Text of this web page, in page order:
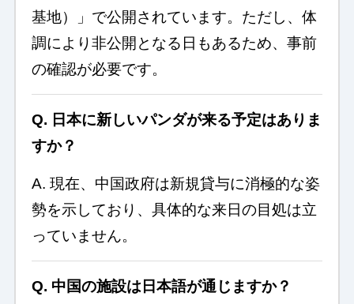
基地）」で公開されています。ただし、体
調により非公開となる日もあるため、事前
の確認が必要です。
Q. 日本に新しいパンダが来る予定はありま
すか？
A. 現在、中国政府は新規貸与に消極的な姿
勢を示しており、具体的な来日の目処は立
っていません。
Q. 中国の施設は日本語が通じますか？